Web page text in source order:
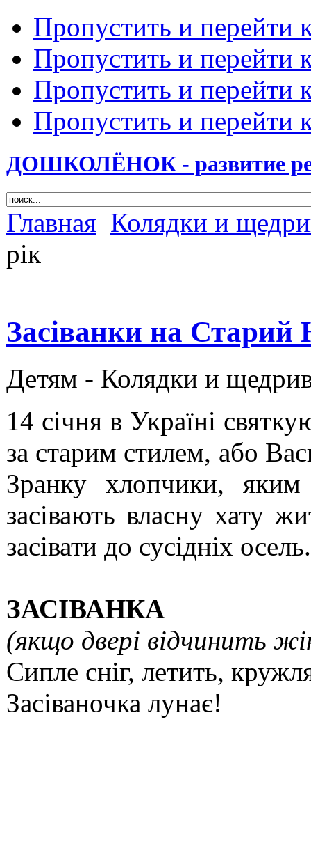
Пропустить и перейти
Пропустить и перейти
Пропустить и перейти
Пропустить и перейти
ДОШКОЛЁНОК - развитие
Главная Колядки и
рік
Засіванки на Старий
Детям - Колядки и
14 січня в Україні
за старим стилем, або
Зранку хлопчики,
засівають власну хату
засівати до сусідніх осель.
ЗАСІВАНКА
(якщо двері відчинить
Сипле сніг, летить,
Засіваночка лунає!